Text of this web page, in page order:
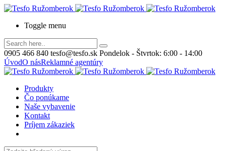
Toggle menu
0905 466 840 tesfo@tesfo.sk Pondelok - Štvrtok: 6:00 - 14:00
ÚvodO násReklamné agentúry
Produkty
Čo ponúkame
Naše vybavenie
Kontakt
Príjem zákaziek